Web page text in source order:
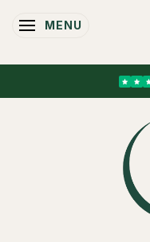
SKIFTE NAVIGATION
MENU